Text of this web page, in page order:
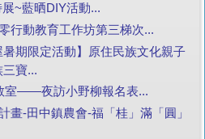
~藍晒DIY活動...
行動教育工作坊第三梯次...
期限定活動】原住民族文化親子
寶...
室——夜訪小野柳報名表...
畫-田中鎮農會-福「桂」滿「圓」